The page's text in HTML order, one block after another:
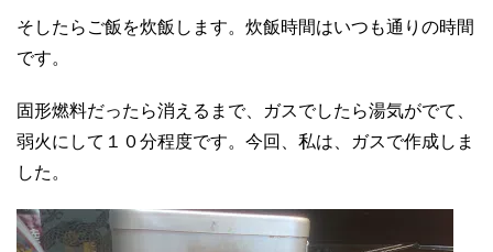
そしたらご飯を炊飯します。炊飯時間はいつも通りの時間
です。
固形燃料だったら消えるまで、ガスでしたら湯気がでて、
弱火にして１０分程度です。今回、私は、ガスで作成しま
した。